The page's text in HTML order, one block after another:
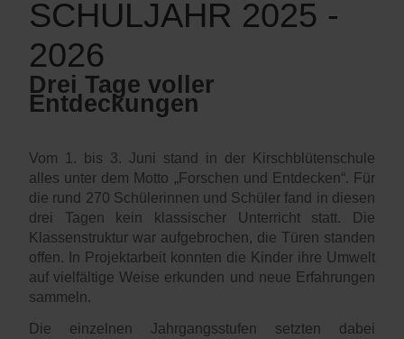
SCHULJAHR 2025 -
2026
Drei Tage voller
Entdeckungen
Vom 1. bis 3. Juni stand in der Kirschblütenschule
alles unter dem Motto „Forschen und Entdecken“. Für
die rund 270 Schülerinnen und Schüler fand in diesen
drei Tagen kein klassischer Unterricht statt. Die
Klassenstruktur war aufgebrochen, die Türen standen
offen. In Projektarbeit konnten die Kinder ihre Umwelt
auf vielfältige Weise erkunden und neue Erfahrungen
sammeln.
Die einzelnen Jahrgangsstufen setzten dabei